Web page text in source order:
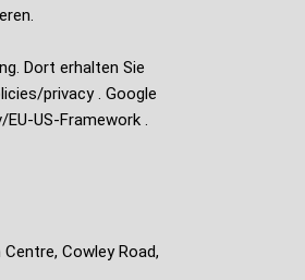
Dort erhalten Sie
privacy . Google
US-Framework .
Cowley Road,